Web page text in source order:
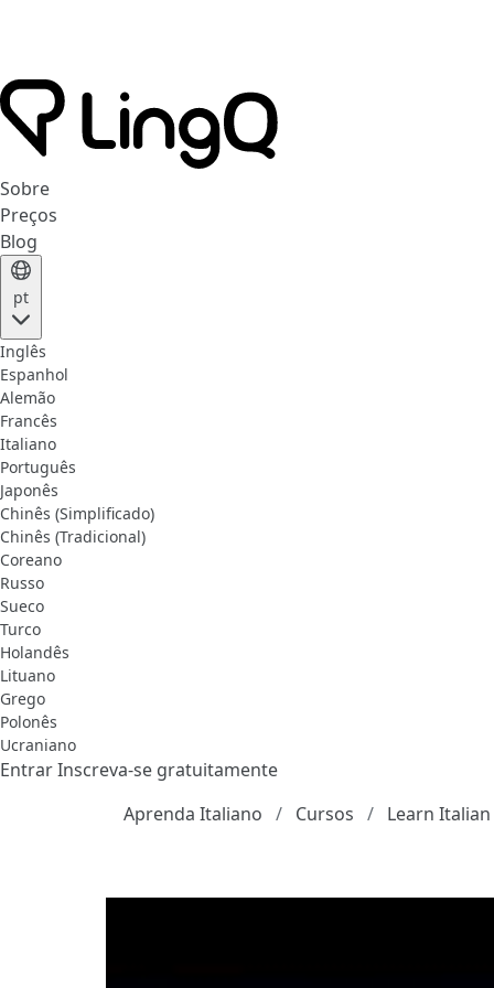
Sobre
Preços
Blog
pt
Inglês
Espanhol
Alemão
Francês
Italiano
Português
Japonês
Chinês (Simplificado)
Chinês (Tradicional)
Coreano
Russo
Sueco
Turco
Holandês
Lituano
Grego
Polonês
Ucraniano
EntrarInscreva-se gratuitamente
Aprenda Italiano
Cursos Learn